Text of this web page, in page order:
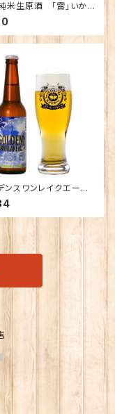
生原酒 「雷」いか
ｍｌ
ンスワンレイクエール×